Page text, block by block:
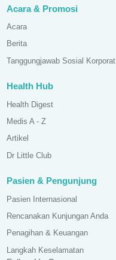
Acara & Promosi
Acara
Berita
Tanggungjawab Sosial Korporat
Health Hub
Health Digest
Medis A - Z
Artikel
Dr Little Club
Pasien & Pengunjung
Pasien Internasional
Rencanakan Kunjungan Anda
Penagihan & Keuangan
Langkah Keselamatan